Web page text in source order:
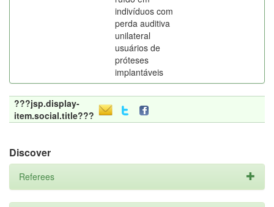
indivíduos com
perda auditiva
unilateral
usuários de
próteses
implantáveis
???jsp.display-
item.social.title???
Discover
Referees